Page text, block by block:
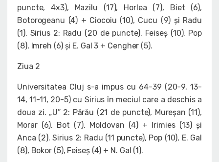
puncte, 4x3), Mazilu (17), Horlea (7), Biet (6),
Botorogeanu (4) + Ciocoiu (10), Cucu (9) și Radu
(1). Sirius 2: Radu (20 de puncte), Feiseș (10), Pop
(8), Imreh (6) și E. Gal 3 + Cengher (5).
Ziua 2
Universitatea Cluj s-a impus cu 64-39 (20-9, 13-
14, 11-11, 20-5) cu Sirius în meciul care a deschis a
doua zi. „U” 2: Părău (21 de puncte), Mureșan (11),
Morar (6), Bot (7), Moldovan (4) + Irimies (13) și
Anca (2). Sirius 2: Radu (11 puncte), Pop (10), E. Gal
(8), Bokor (5), Feiseș (4) + N. Gal (1).